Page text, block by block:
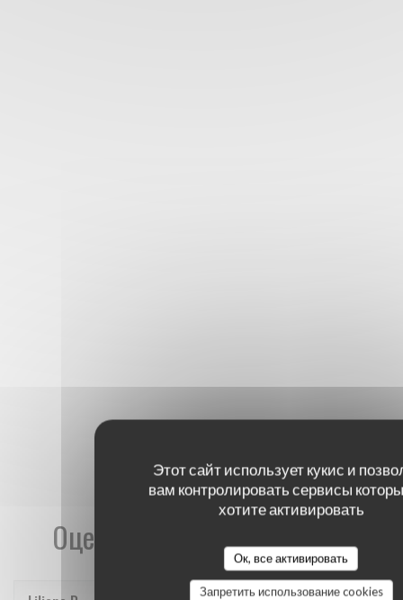
Этот сайт использует кукис и
вам контролировать сервисы
хотите активировать
Ок, все активировать
Запретить использование cookies
Оценки наших посетителей